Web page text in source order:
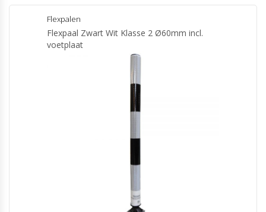
Flexpalen
Flexpaal Zwart Wit Klasse 2 Ø60mm incl.
voetplaat